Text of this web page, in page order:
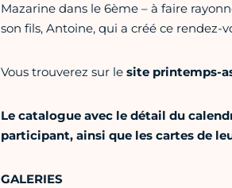
Mazarine dans le 6ème – à faire
son fils, Antoine, qui a créé ce
Vous trouverez sur le site printemps-
Le catalogue avec le détail du
participant, ainsi que les cartes de
GALERIES